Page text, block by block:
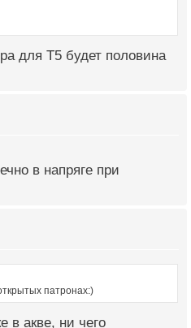
для Т5 будет половина
в напряге при
патронах:)
в акве, ни чего